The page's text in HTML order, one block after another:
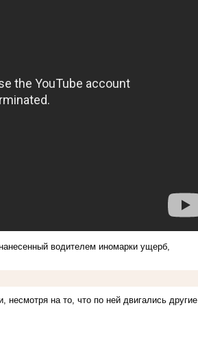
водителем иномарки ущерб,
, несмотря на то, что по ней двигались другие